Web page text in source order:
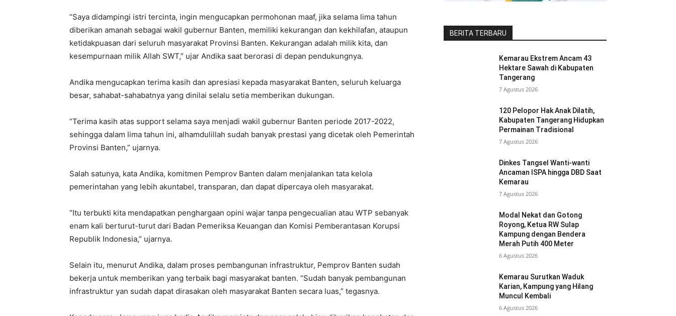
“Saya didampingi istri tercinta, ingin mengucapkan permohonan maaf, jika selama lima tahun
diberikan amanah sebagai wakil gubernur Banten, memiliki kekurangan dan kekhilafan, ataupun
ketidakpuasan dari seluruh masyarakat Provinsi Banten. Kekurangan adalah milik kita, dan
kesempurnaan milik Allah SWT,” ujar Andika saat berorasi di depan pendukungnya.
Andika mengucapkan terima kasih dan apresiasi kepada masyarakat Banten, seluruh keluarga
besar, sahabat-sahabatnya yang dinilai selalu setia memberikan dukungan.
“Terima kasih atas support selama saya menjadi wakil gubernur Banten periode 2017-2022,
sehingga dalam lima tahun ini, alhamdulillah sudah banyak prestasi yang dicetak oleh Pemerintah
Provinsi Banten,” ujarnya.
Salah satunya, kata Andika, komitmen Pemprov Banten dalam menjalankan tata kelola
pemerintahan yang lebih akuntabel, transparan, dan dapat dipercaya oleh masyarakat.
“Itu terbukti kita mendapatkan penghargaan opini wajar tanpa pengecualian atau WTP sebanyak
enam kali berturut-turut dari Badan Pemeriksa Keuangan dan Komisi Pemberantasan Korupsi
Republik Indonesia,” ujarnya.
Selain itu, menurut Andika, dalam proses pembangunan infrastruktur, Pemprov Banten sudah
bekerja untuk memberikan yang terbaik bagi masyarakat banten. “Sudah banyak pembangunan
infrastruktur yan sudah dapat dirasakan oleh masyarakat Banten secara luas,” tegasnya.
BERITA TERBARU
Kemarau Ekstrem Ancam 43
Hektare Sawah di Kabupaten
Tangerang
7 Agustus 2026
120 Pelopor Hak Anak Dilatih,
Kabupaten Tangerang Hidupkan
Permainan Tradisional
7 Agustus 2026
Dinkes Tangsel Wanti-wanti
Ancaman ISPA hingga DBD Saat
Kemarau
7 Agustus 2026
Modal Nekat dan Gotong
Royong, Ketua RW Sulap
Kampung dengan Bendera
Merah Putih 400 Meter
6 Agustus 2026
Kemarau Surutkan Waduk
Karian, Kampung yang Hilang
Muncul Kembali
6 Agustus 2026